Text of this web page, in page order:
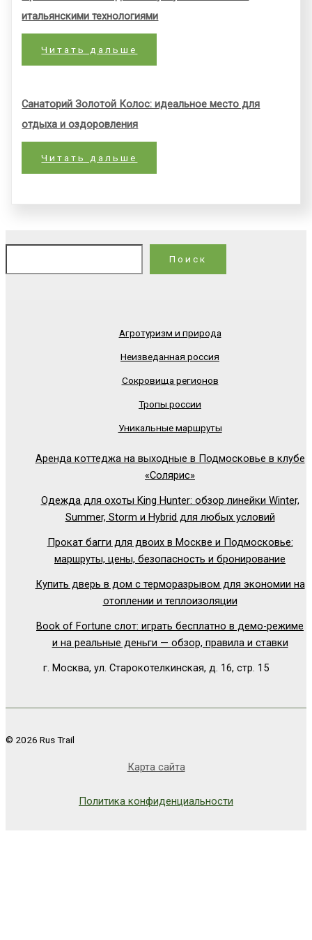
итальянскими технологиями
Читать дальше
Санаторий Золотой Колос: идеальное место для
отдыха и оздоровления
Читать дальше
Поиск
Агротуризм и природа
Неизведанная россия
Сокровища регионов
Тропы россии
Уникальные маршруты
Аренда коттеджа на выходные в Подмосковье в клубе
«Солярис»
Одежда для охоты King Hunter: обзор линейки Winter,
Summer, Storm и Hybrid для любых условий
Прокат багги для двоих в Москве и Подмосковье:
маршруты, цены, безопасность и бронирование
Купить дверь в дом с терморазрывом для экономии на
отоплении и теплоизоляции
Book of Fortune слот: играть бесплатно в демо-режиме
и на реальные деньги — обзор, правила и ставки
г. Москва, ул. Старокотелкинская, д. 16, стр. 15
© 2026 Rus Trail
Карта сайта
Политика конфиденциальности